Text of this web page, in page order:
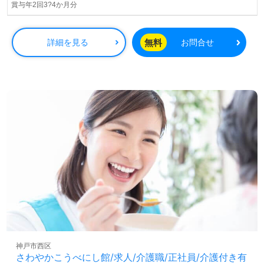
『ご利用者様の今までとこれからに寄り添いたい』という
願いを持つ方にとって、やりがいのある職場となるでしょ
う。
さらに、業務に必要なスキルを身につけるためのOJTや研
料の転職支援サービスも利用可能で、求人情報の収集から
年収交渉まで、専門家のサポートを受けられます。非公開
求人も取り扱っているため、より多様な選択肢の中から自
分に合った職場を見つけることができるでしょう。興味が
ある方は、ぜひお気軽にお問い合わせください。
賞与年2回3?4か月分
詳細を見る 無料 お問合せ
さわやかこうべにし館/求人/介護職/正社員/介護付き有
神戸市西区